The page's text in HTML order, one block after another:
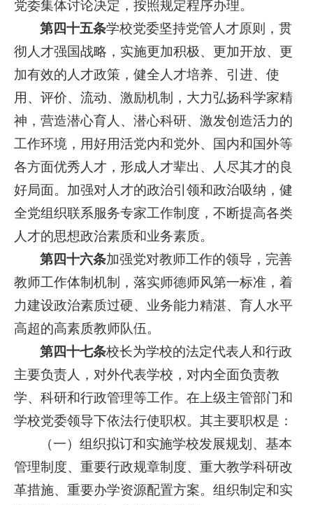
党委集体讨论决定，按照规定程序办理。
第四十五条学校党委坚持党管人才原则，贯
彻人才强国战略，实施更加积极、更加开放、更
加有效的人才政策，健全人才培养、引进、使
用、评价、流动、激励机制，大力弘扬科学家精
神，营造潜心育人、潜心科研、激发创造活力的
工作环境，用好用活党内和党外、国内和国外等
各方面优秀人才，形成人才辈出、人尽其才的良
好局面。加强对人才的政治引领和政治吸纳，健
全党组织联系服务专家工作制度，不断提高各类
人才的思想政治素质和业务素质。
第四十六条加强党对教师工作的领导，完善
教师工作体制机制，落实师德师风第一标准，着
力建设政治素质过硬、业务能力精湛、育人水平
高超的高素质教师队伍。
第四十七条校长为学校的法定代表人和行政
主要负责人，对外代表学校，对内全面负责教
学、科研和行政管理等工作。在上级主管部门和
学校党委领导下依法行使职权。其主要职权是：
（一）组织拟订和实施学校发展规划、基本
管理制度、重要行政规章制度、重大教学科研改
革措施、重要办学资源配置方案。组织制定和实